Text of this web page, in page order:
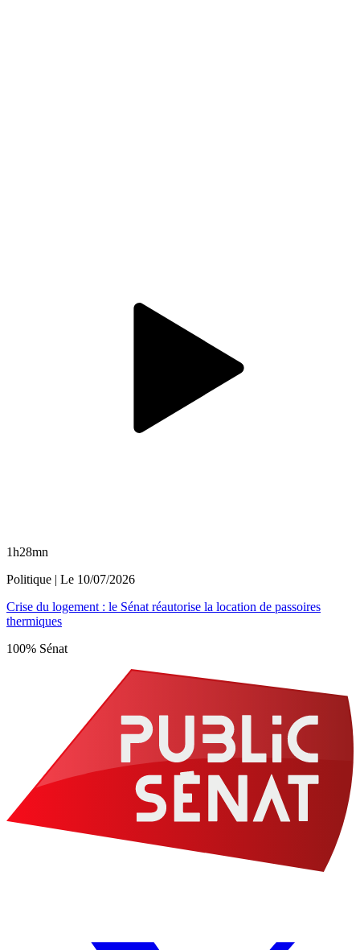
1h28mn
Politique | Le 10/07/2026
Crise du logement : le Sénat réautorise la location de passoires
thermiques
100% Sénat